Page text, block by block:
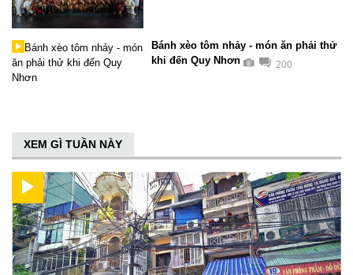
Bánh xèo tôm nhảy - món ăn phải thử
khi đến Quy Nhơn
200
XEM GÌ TUẦN NÀY